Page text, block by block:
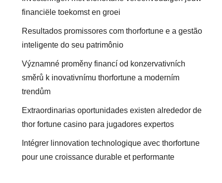
financiële toekomst en groei
Resultados promissores com thorfortune e a gestão
inteligente do seu patrimônio
Významné proměny financí od konzervativních
směrů k inovativnímu thorfortune a moderním
trendům
Extraordinarias oportunidades existen alrededor de
thor fortune casino para jugadores expertos
Intégrer linnovation technologique avec thorfortune
pour une croissance durable et performante